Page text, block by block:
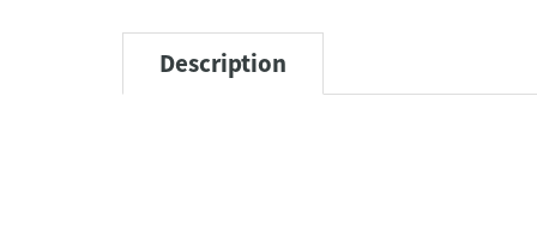
Description